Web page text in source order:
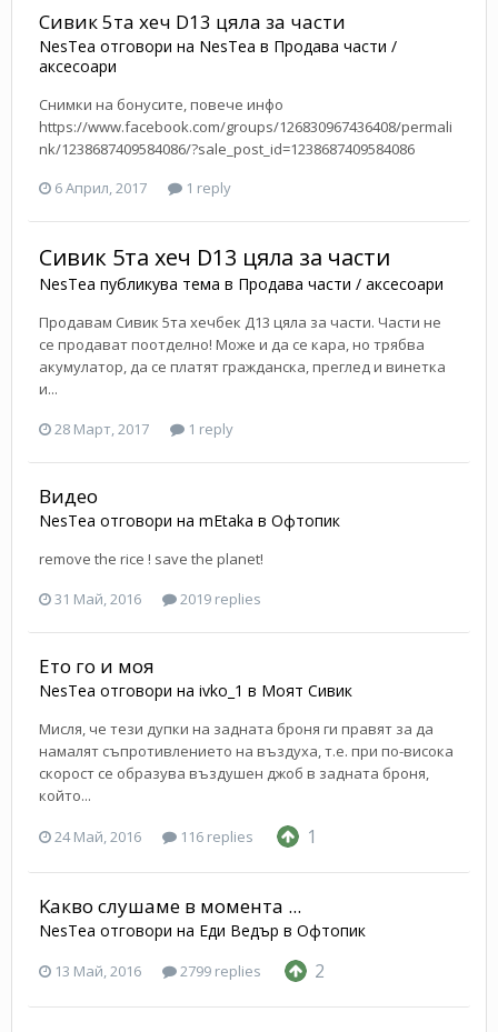
Сивик 5та хеч D13 цяла за части
NesTea отговори на NesTea в Продава части /
аксесоари
Снимки на бонусите, повече инфо
https://www.facebook.com/groups/126830967436408/permali
nk/1238687409584086/?sale_post_id=1238687409584086
6 Април, 2017
1 reply
Сивик 5та хеч D13 цяла за части
NesTea публикува тема в Продава части / аксесоари
Продавам Сивик 5та хечбек Д13 цяла за части. Части не
се продават поотделно! Може и да се кара, но трябва
акумулатор, да се платят гражданска, преглед и винетка
и...
28 Март, 2017
1 reply
Видео
NesTea отговори на mEtaka в Офтопик
remove the rice ! save the planet!
31 Май, 2016
2019 replies
Ето го и моя
NesTea отговори на ivko_1 в Моят Сивик
Мисля, че тези дупки на задната броня ги правят за да
намалят съпротивлението на въздуха, т.е. при по-висока
скорост се образува въздушен джоб в задната броня,
който...
24 Май, 2016 116 replies 1
Kaкво слушаме в момента ...
NesTea отговори на Еди Ведър в Офтопик
13 Май, 2016 2799 replies 2